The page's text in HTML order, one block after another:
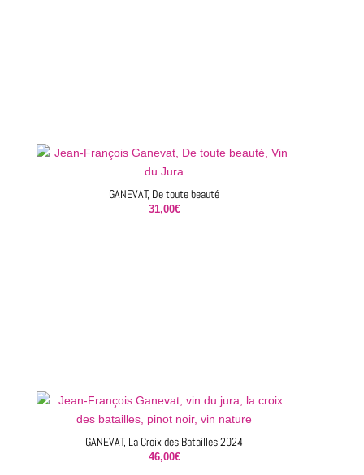
GANEVAT, De toute beauté
31,00€
GANEVAT, La Croix des Batailles 2024
46,00€